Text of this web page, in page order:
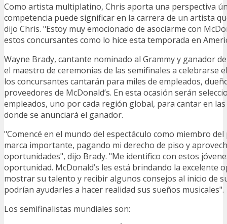
Como artista multiplatino, Chris aporta una perspectiva
competencia puede significar en la carrera de un artista
dijo Chris. "Estoy muy emocionado de asociarme con
estos concursantes como lo hice esta temporada en
Wayne Brady, cantante nominado al Grammy y ganador
el maestro de ceremonias de las semifinales a celebrarse
los concursantes cantarán para miles de empleados,
proveedores de McDonald’s. En esta ocasión serán
empleados, uno por cada región global, para cantar en
donde se anunciará el ganador.
"Comencé en el mundo del espectáculo como miembro
marca importante, pagando mi derecho de piso y
oportunidades", dijo Brady. "Me identifico con estos
oportunidad. McDonald’s les está brindando la excelente
mostrar su talento y recibir algunos consejos al inicio de
podrían ayudarles a hacer realidad sus sueños musicales".
Los semifinalistas mundiales son: